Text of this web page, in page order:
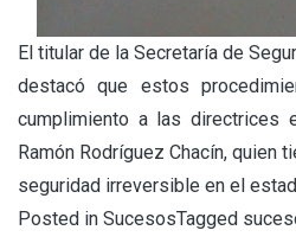
El titular de la Secretaría de
destacó que estos
cumplimiento a las directrices
Ramón Rodríguez Chacín, quien
seguridad irreversible en el
Posted in SucesosTagged